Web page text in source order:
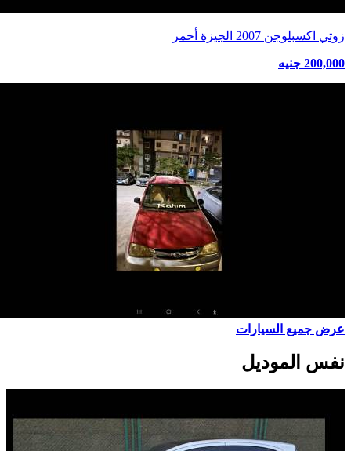
زوتي اكسبلوجن 2007 الجيزة أحمر
200,000 جنيه
عرض جميع السيارات
نفس الموديل